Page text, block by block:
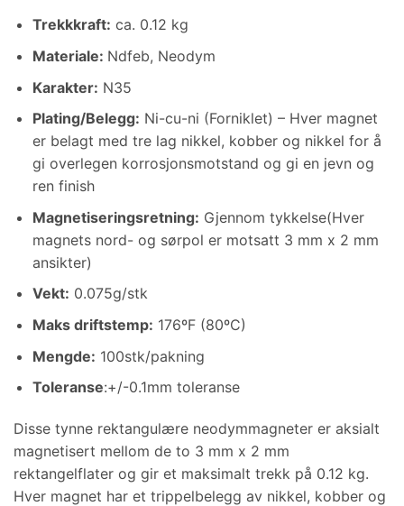
Trekkkraft: ca. 0.12 kg
Materiale: Ndfeb, Neodym
Karakter: N35
Plating/Belegg: Ni-cu-ni (Forniklet) – Hver magnet
er belagt med tre lag nikkel, kobber og nikkel for å
gi overlegen korrosjonsmotstand og gi en jevn og
ren finish
Magnetiseringsretning: Gjennom tykkelse(Hver
magnets nord- og sørpol er motsatt 3 mm x 2 mm
ansikter)
Vekt: 0.075g/stk
Maks driftstemp: 176ºF (80ºC)
Mengde: 100stk/pakning
Toleranse:+/-0.1mm toleranse
Disse tynne rektangulære neodymmagneter er aksialt
magnetisert mellom de to 3 mm x 2 mm
rektangelflater og gir et maksimalt trekk på 0.12 kg.
Hver magnet har et trippelbelegg av nikkel, kobber og